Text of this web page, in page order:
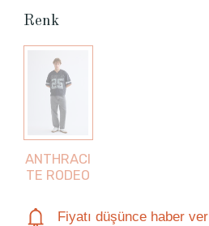
Renk
ANTHRACI
TE RODEO
Fiyatı düşünce haber ver